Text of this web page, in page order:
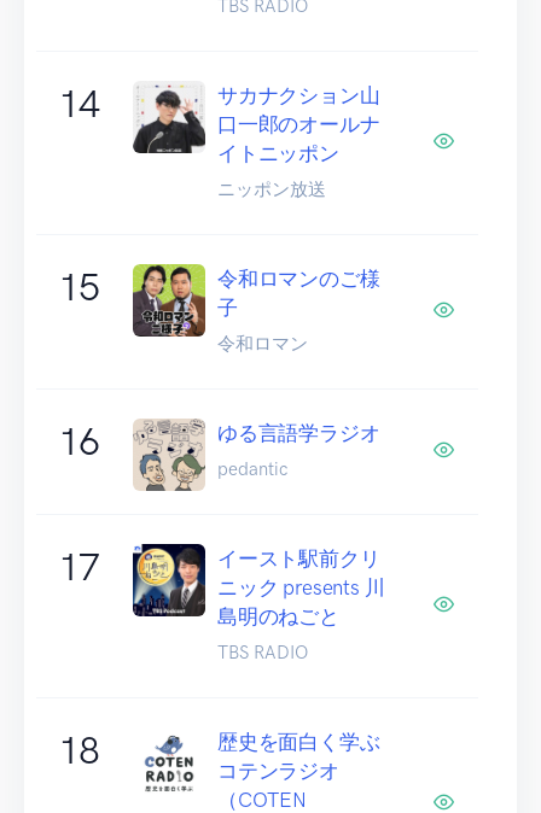
TBS RADIO
14
サカナクション山
口一郎のオールナ
イトニッポン
ニッポン放送
15
令和ロマンのご様
子
令和ロマン
16 ゆる言語学ラジオ
pedantic
17
イースト駅前クリ
ニック presents 川
島明のねごと
TBS RADIO
18
歴史を面白く学ぶ
コテンラジオ
（COTEN